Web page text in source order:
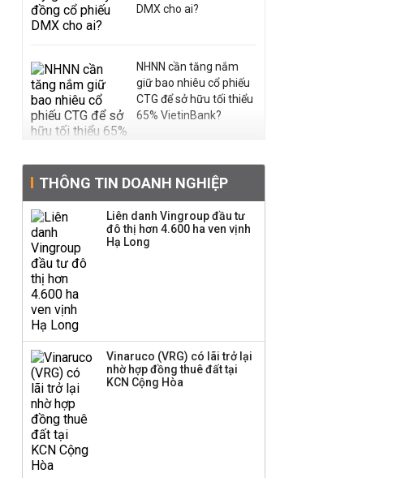
DMX cho ai?
NHNN cần tăng nắm
giữ bao nhiêu cổ phiếu
CTG để sở hữu tối thiểu
65% VietinBank?
62.000 tỷ đồng tiền
mặt, ngang ngửa MWG
Chuyên gia Phạm Xuân
Đề xuất miễn 30% thuế
thu nhập cho hộ kinh
doanh, doanh nghiệp
THÔNG TIN DOANH NGHIỆP
Liên danh Vingroup đầu tư
đô thị hơn 4.600 ha ven vịnh
Hạ Long
Vinaruco (VRG) có lãi trở lại
nhờ hợp đồng thuê đất tại
KCN Cộng Hòa